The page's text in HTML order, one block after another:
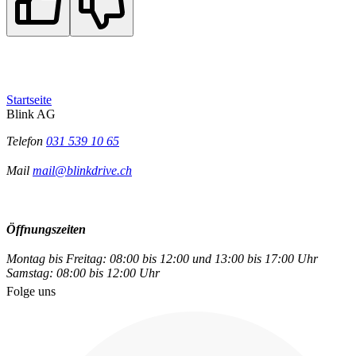
Startseite
Blink AG
Telefon 031 539 10 65
Mail mail@blinkdrive.ch
Öffnungszeiten
Montag bis Freitag: 08:00 bis 12:00 und 13:00 bis 17:00 Uhr
Samstag: 08:00 bis 12:00 Uhr
Folge uns